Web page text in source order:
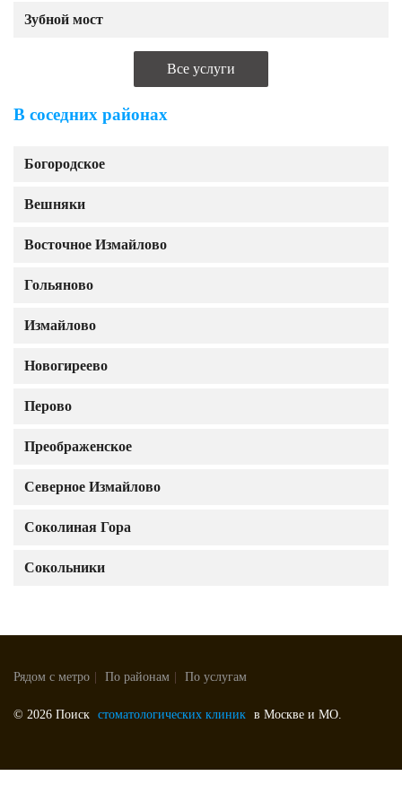
Зубной мост
Все услуги
В соседних районах
Богородское
Вешняки
Восточное Измайлово
Гольяново
Измайлово
Новогиреево
Перово
Преображенское
Северное Измайлово
Соколиная Гора
Сокольники
Рядом с метро По районам По услугам
© 2026 Поиск стоматологических клиник в Москве и МО.